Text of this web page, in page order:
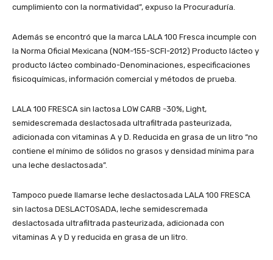
cumplimiento con la normatividad”, expuso la Procuraduría.
Además se encontró que la marca LALA 100 Fresca incumple con
la Norma Oficial Mexicana (NOM-155-SCFI-2012) Producto lácteo y
producto lácteo combinado-Denominaciones, especificaciones
fisicoquímicas, información comercial y métodos de prueba.
LALA 100 FRESCA sin lactosa LOW CARB -30%, Light,
semidescremada deslactosada ultrafiltrada pasteurizada,
adicionada con vitaminas A y D. Reducida en grasa de un litro “no
contiene el mínimo de sólidos no grasos y densidad mínima para
una leche deslactosada”.
Tampoco puede llamarse leche deslactosada LALA 100 FRESCA
sin lactosa DESLACTOSADA, leche semidescremada
deslactosada ultrafiltrada pasteurizada, adicionada con
vitaminas A y D y reducida en grasa de un litro.